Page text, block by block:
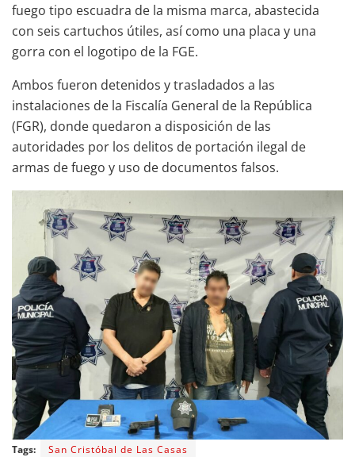
fuego tipo escuadra de la misma marca, abastecida
con seis cartuchos útiles, así como una placa y una
gorra con el logotipo de la FGE.
Ambos fueron detenidos y trasladados a las
instalaciones de la Fiscalía General de la República
(FGR), donde quedaron a disposición de las
autoridades por los delitos de portación ilegal de
armas de fuego y uso de documentos falsos.
Tags: San Cristóbal de Las Casas